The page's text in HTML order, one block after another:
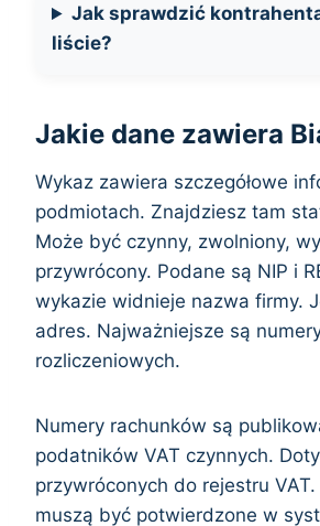
Jak sprawdzić
liście?
Jakie dane zawiera
Wykaz zawiera szczegółowe
podmiotach. Znajdziesz tam
Może być czynny, zwolniony,
przywrócony. Podane są NIP i
wykazie widnieje nazwa firmy.
adres. Najważniejsze są
rozliczeniowych.
Numery rachunków są
podatników VAT czynnych.
przywróconych do rejestru VAT.
muszą być potwierdzone w